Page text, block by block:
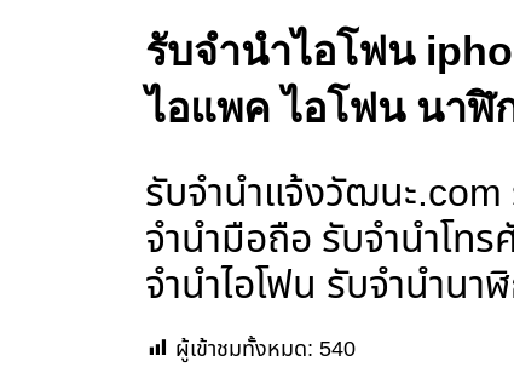
รับจำนำไอโฟน
ไอแพค ไอโฟน นาฬิ
รับจํานําแจ้งวัฒนะ.com
จำนำมือถือ รับจำนำโท
จำนำไอโฟน รับจำนำนา
ผู้เข้าชมทั้งหมด: 540